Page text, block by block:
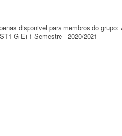
disponivel para membros do
G-E) 1 Semestre - 2020/2021